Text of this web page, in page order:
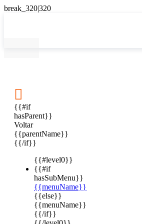

{{#if
hasParent}}
Voltar
{{parentName}}
{{/if}}
{{#level0}}
{{#if
hasSubMenu}}
{{menuName}}
{{else}}
{{menuName}}
{{/if}}